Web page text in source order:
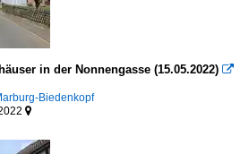
in der Nonnengasse (15.05.2022) 
Biedenkopf
